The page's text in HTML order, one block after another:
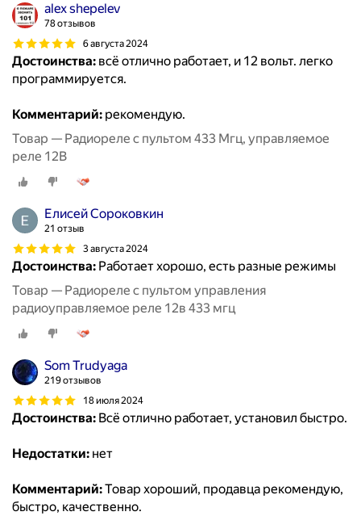
alex shepelev
78 отзывов
6 августа 2024
Достоинства: всё отлично работает, и 12 вольт. легко
программируется.
Комментарий: рекомендую.
Товар — Радиореле с пультом 433 Мгц, управляемое
реле 12В
Елисей Сороковкин
21 отзыв
3 августа 2024
Достоинства: Работает хорошо, есть разные режимы
Товар — Радиореле с пультом управления
радиоуправляемое реле 12в 433 мгц
Som Trudyaga
219 отзывов
18 июля 2024
Достоинства: Всё отлично работает, установил быстро.
Недостатки: нет
Комментарий:Товар хороший, продавца рекомендую,
быстро, качественно.